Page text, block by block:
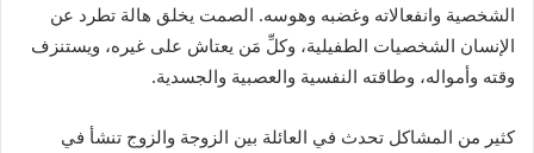
الشخصية وانفعالاته وغضبه وهوسه. ‏الصمت يخلق هالة تطرد عن
الإنسان الشخصيات الطفيلية، وكلِّ مَن يعتاش على غيره، ويستنزف
وقته وأمواله، وطاقته النفسية والعصبية والجسدية.
كثير من المشاكل تحدث في العائلة بين الزوجة والزوج تنشأ في